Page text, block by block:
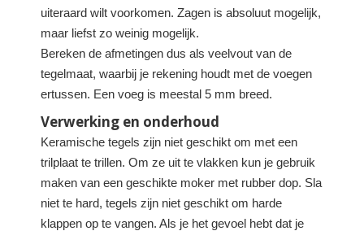
uiteraard wilt voorkomen. Zagen is absoluut mogelijk,
maar liefst zo weinig mogelijk.
Bereken de afmetingen dus als veelvout van de
tegelmaat, waarbij je rekening houdt met de voegen
ertussen. Een voeg is meestal 5 mm breed.
Verwerking en onderhoud
Keramische tegels zijn niet geschikt om met een
trilplaat te trillen. Om ze uit te vlakken kun je gebruik
maken van een geschikte moker met rubber dop. Sla
niet te hard, tegels zijn niet geschikt om harde
klappen op te vangen. Als je het gevoel hebt dat je